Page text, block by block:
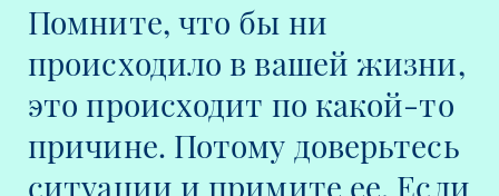
Помните, что бы ни
происходило в вашей жизни,
это происходит по какой-то
причине. Потому доверьтесь
ситуации и примите ее. Если